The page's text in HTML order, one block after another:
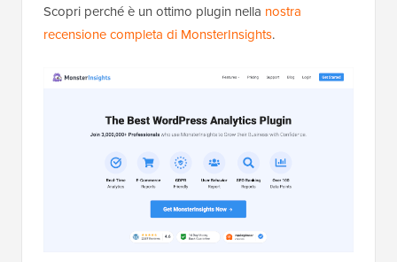
Scopri perché è un ottimo plugin nella nostra
recensione completa di MonsterInsights.